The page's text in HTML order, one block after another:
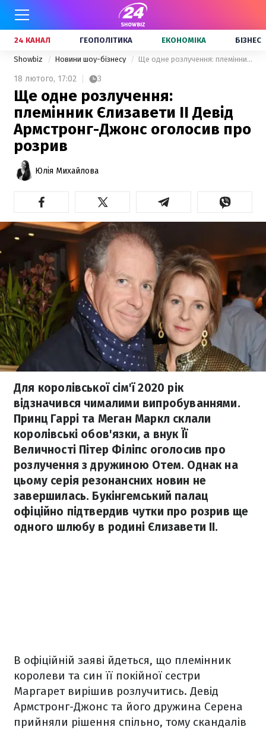
24 КАНАЛ ГЕОПОЛІТИКА ЕКОНОМІКА БІЗНЕС
Showbiz Новини шоу-бізнесу Ще одне розлучення: племінник Єлизавети ІІ Девід Армстронг-Джонс оголосив про розрив
18 лютого, 17:02 3
Ще одне розлучення:
племінник Єлизавети ІІ Девід
Армстронг-Джонс оголосив про
розрив
Юлія Михайлова
Для королівської сім'ї 2020 рік
відзначився чималими випробуваннями.
Принц Гаррі та Меган Маркл склали
королівські обов'язки, а внук Її
Величності Пітер Філіпс оголосив про
розлучення з дружиною Отем. Однак на
цьому серія резонансних новин не
завершилась. Букінгемський палац
офіційно підтвердив чутки про розрив ще
одного шлюбу в родині Єлизавети ІІ.
В офіційній заяві йдеться, що племінник
королеви та син її покійної сестри
Маргарет вирішив розлучитись. Девід
Армстронг-Джонс та його дружина Серена
прийняли рішення спільно, тому скандалів